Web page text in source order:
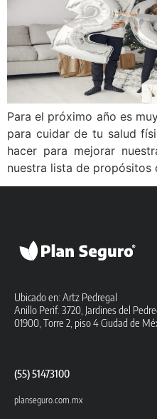
Para el próximo año es
para cuidar de tu salud
hacer para mejorar
nuestra lista de propósitos
Ubicado en: Artz Pedregal
Anillo Perif. 3720, Jardines del
01900, Torre 2, piso 4 Ciudad de
(55) 51473100
planseguro.com.mx